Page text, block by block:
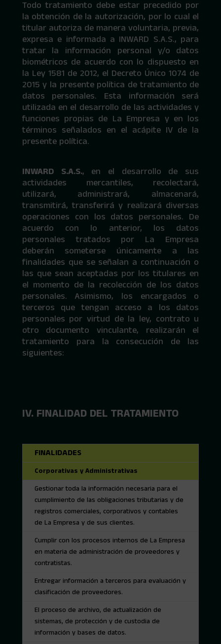
Todo tratamiento debe estar precedido por
la obtención de la autorización, por lo cual el
titular autoriza de manera voluntaria, previa,
expresa e informada a INWARD S.A.S., para
tratar la información personal y/o datos
biométricos de acuerdo con lo dispuesto en
la Ley 1581 de 2012, el Decreto Único 1074 de
2015 y la presente política de tratamiento de
datos personales. Esta información será
utilizada en el desarrollo de las actividades y
funciones propias de La Empresa y en los
términos señalados en el acápite IV de la
presente política.
INWARD S.A.S., en el desarrollo de sus
actividades mercantiles, recolectará,
utilizará, administrará, almacenará,
transmitirá, transferirá y realizará diversas
operaciones con los datos personales. De
acuerdo con lo anterior, los datos
personales tratados por La Empresa
deberán someterse únicamente a las
finalidades que se señalan a continuación o
las que sean aceptadas por los titulares en
el momento de la recolección de los datos
personales. Asimismo, los encargados o
terceros que tengan acceso a los datos
personales por virtud de la ley, contrato u
otro documento vinculante, realizarán el
tratamiento para la consecución de las
siguientes:
IV. FINALIDAD DEL TRATAMIENTO
FINALIDADES
Corporativas y Administrativas
Gestionar toda la información necesaria para el
cumplimiento de las obligaciones tributarias y de
registros comerciales, corporativos y contables
de La Empresa y de sus clientes.
Cumplir con los procesos internos de La Empresa
en materia de administración de proveedores y
contratistas.
Entregar información a terceros para evaluación y
clasificación de proveedores.
El proceso de archivo, de actualización de
sistemas, de protección y de custodia de
información y bases de datos.